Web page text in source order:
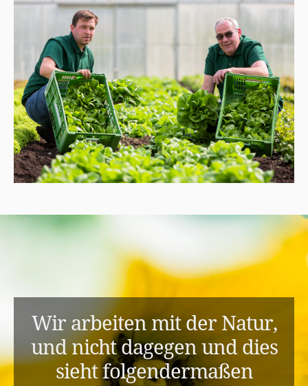
Wir arbeiten mit der Natur,
und nicht dagegen und dies
sieht folgendermaßen